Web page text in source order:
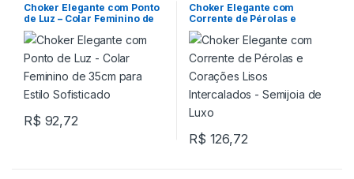
Choker Elegante com Ponto
de Luz – Colar Feminino de
35cm para Estilo Sofisticado
R$ 92,72
Choker Elegante com
Corrente de Pérolas e
Corações Lisos Intercalados
– Semijoia de Luxo
R$ 126,72